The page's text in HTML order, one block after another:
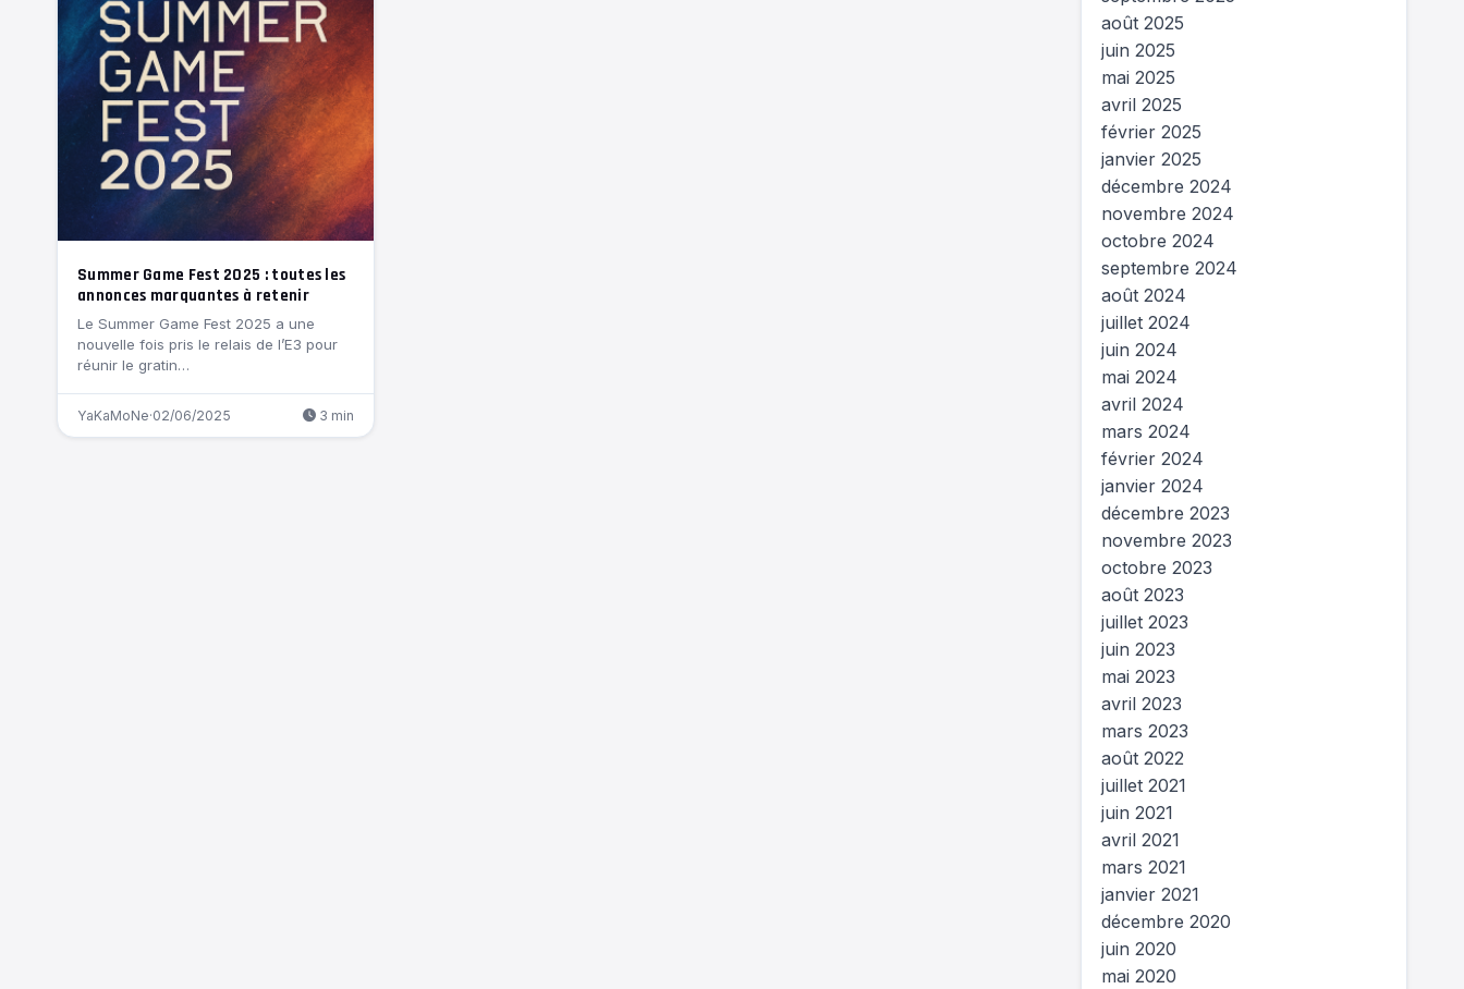
Summer Game Fest 2025 : toutes les
annonces marquantes à retenir
Le Summer Game Fest 2025 a une
nouvelle fois pris le relais de l’E3 pour
réunir le gratin…
YaKaMoNe·02/06/2025 3 min
août 2025
juin 2025
mai 2025
avril 2025
février 2025
janvier 2025
décembre 2024
novembre 2024
octobre 2024
septembre 2024
août 2024
juillet 2024
juin 2024
mai 2024
avril 2024
mars 2024
février 2024
janvier 2024
décembre 2023
novembre 2023
octobre 2023
août 2023
juillet 2023
juin 2023
mai 2023
avril 2023
mars 2023
août 2022
juillet 2021
juin 2021
avril 2021
mars 2021
janvier 2021
décembre 2020
juin 2020
mai 2020